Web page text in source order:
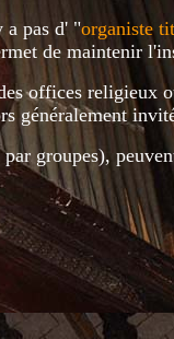
a pas d' "organiste
de maintenir
offices religieux
généralement
groupes),